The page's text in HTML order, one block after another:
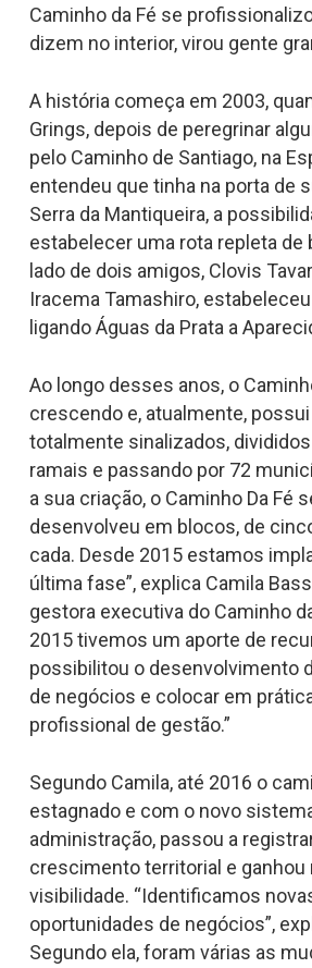
Caminho da Fé se
dizem no interior, virou gente
A história começa em 2003,
Grings, depois de peregrinar
pelo Caminho de Santiago, na
entendeu que tinha na porta de
Serra da Mantiqueira, a
estabelecer uma rota repleta de
lado de dois amigos, Clovis
Iracema Tamashiro,
ligando Águas da Prata a
Ao longo desses anos, o
crescendo e, atualmente,
totalmente sinalizados,
ramais e passando por 72
a sua criação, o Caminho Da Fé
desenvolveu em blocos, de
cada. Desde 2015 estamos
última fase”, explica Camila
gestora executiva do Caminho
2015 tivemos um aporte de
possibilitou o desenvolvimento
de negócios e colocar em
profissional de gestão.”
Segundo Camila, até 2016 o
estagnado e com o novo
administração, passou a
crescimento territorial e ganhou
visibilidade. “Identificamos
oportunidades de negócios”,
Segundo ela, foram várias as